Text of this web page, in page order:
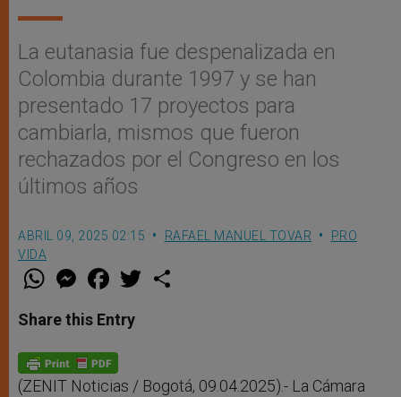
La eutanasia fue despenalizada en
Colombia durante 1997 y se han
presentado 17 proyectos para
cambiarla, mismos que fueron
rechazados por el Congreso en los
últimos años
ABRIL 09, 2025 02:15 RAFAEL MANUEL TOVAR
PRO
VIDA
W
t
s
p
p
M
e
s
e
g
e
r
F
a
e
b
o
k
w
Share this Entry
(ZENIT Noticias / Bogotá, 09.04.2025).- La Cámara